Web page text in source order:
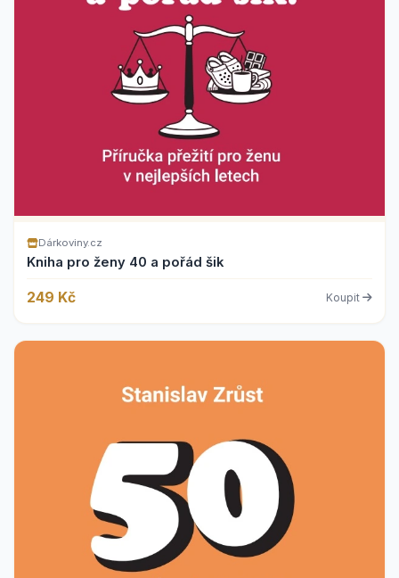
Dárkoviny.cz
Kniha pro ženy 40 a pořád šik
249 Kč Koupit